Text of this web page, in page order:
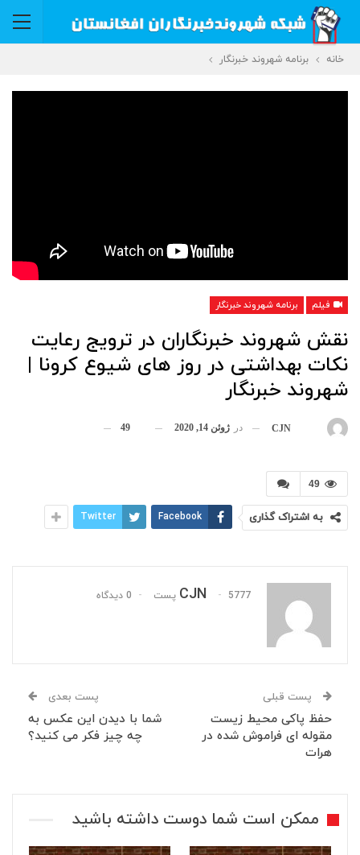
خانه برنامه شهروند خبرنگار
فیلم برنامه شهروند خبرنگار
نقش شهروند خبرنگاران در ترویج رعایت
نکات بهداشتی در روز های شیوع کرونا |
شهروند خبرنگار
CJN در ژوئن 14, 2020 49
49
به اشتراک گذاری Facebook
Twitter
CJN 5777 پست 0 دیدگاه
پست قبلی
حفظ پاکی محیط زیست
مقوله ای فراموش شده در
هرات
پست بعدی
شما با دیدن این عکس به
چه چیز فکر می کنید؟
ممکن است شما دوست داشته باشید